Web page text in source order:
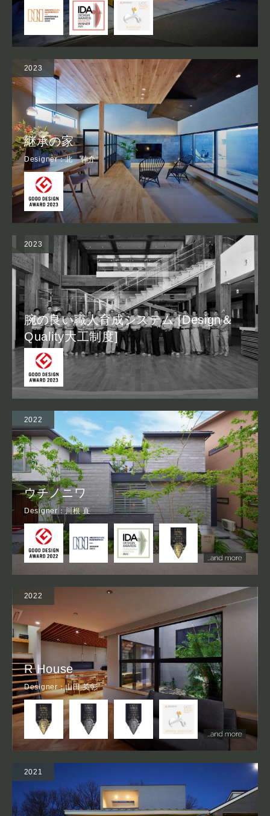
2023
継承の家
Designer：北 伸介
2023
腕の良い職人育成システム [Design＆
Quality大工制度]
2022
ウチノニワ
Designer：川根 直
2022
R House
Designer：山田 英彰
2021